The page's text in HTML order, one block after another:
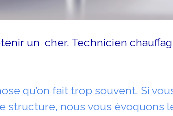
un cher. Technicien
qu’on fait trop souvent. Si
structure, nous vous évoquons